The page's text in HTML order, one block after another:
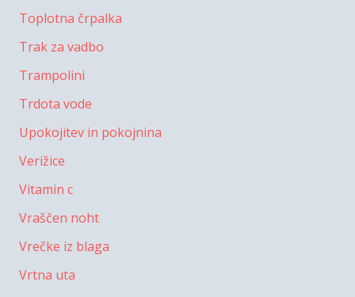
Toplotna črpalka
Trak za vadbo
Trampolini
Trdota vode
Upokojitev in pokojnina
Verižice
Vitamin c
Vraščen noht
Vrečke iz blaga
Vrtna uta